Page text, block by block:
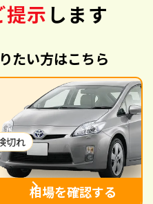
提示 します
たい方はこちら
切れ
相場を確認する